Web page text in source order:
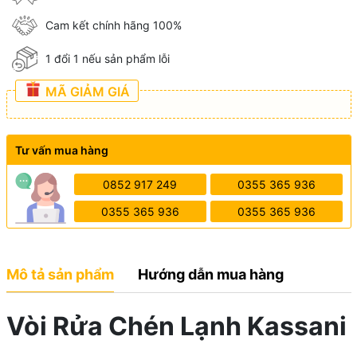
Cam kết chính hãng 100%
1 đổi 1 nếu sản phẩm lỗi
MÃ GIẢM GIÁ
Tư vấn mua hàng
0852 917 249 0355 365 936
0355 365 936 0355 365 936
Mô tả sản phẩm Hướng dẫn mua hàng
Vòi Rửa Chén Lạnh Kassani